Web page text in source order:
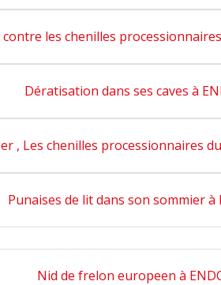
contre les chenilles
Dératisation dans ses caves à
, Les chenilles processionnaires
Punaises de lit dans son sommier à
Nid de frelon europeen à